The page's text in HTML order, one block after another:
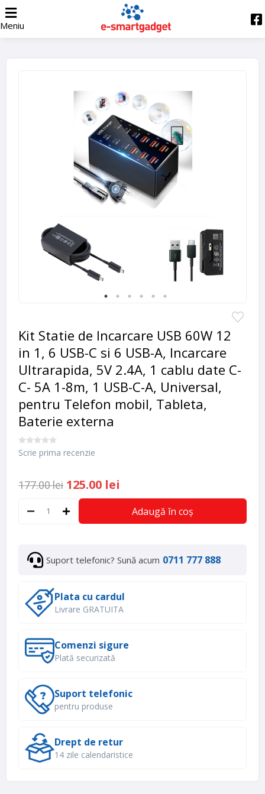
Meniu
Kit Statie de Incarcare USB 60W 12
in 1, 6 USB-C si 6 USB-A, Incarcare
Ultrarapida, 5V 2.4A, 1 cablu date C-
C- 5A 1-8m, 1 USB-C-A, Universal,
pentru Telefon mobil, Tableta,
Baterie externa
Scrie prima recenzie
177.00 lei 125.00 lei
Adaugă în coș
Suport telefonic? Sună acum 0711 777 888
Plata cu cardul
Livrare GRATUITA
Comenzi sigure
Plată securizată
Suport telefonic
pentru produse
Drept de retur
14 zile calendaristice